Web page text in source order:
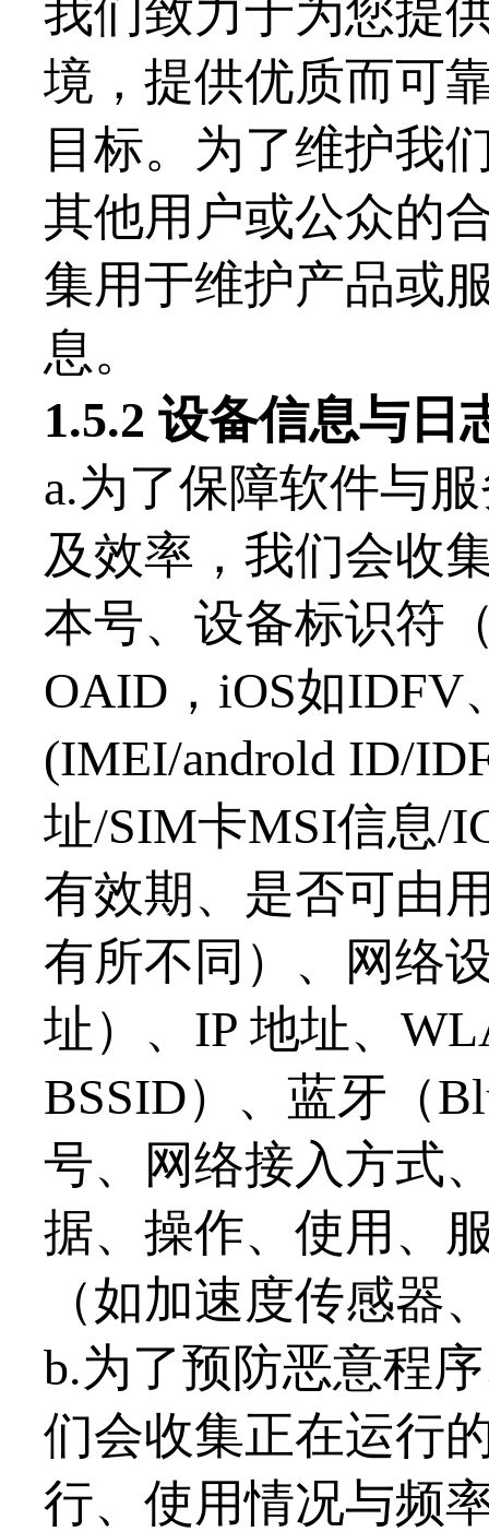
我们致力于为您提
境，提供优质而可
目标。为了维护我
其他用户或公众的
集用于维护产品或
息。
1.5.2 设备信息与日
a.为了保障软件与
及效率，我们会收
本号、设备标识符
OAID，iOS如IDFV
(IMEI/androld ID/
址/SIM卡MSI信息/
有效期、是否可由
有所不同）、网络
址）、IP 地址、
BSSID）、蓝牙（
号、网络接入方式
据、操作、使用、
（如加速度传感器
b.为了预防恶意程
们会收集正在运行
行、使用情况与频